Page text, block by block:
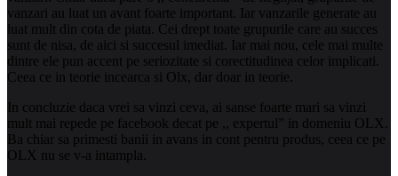
vanzari au luat un avant foarte important. Iar vanzarile generate au
luat mult din cota de piata. Cei drept toate grupurile care au succes
sunt de nisa, de aici si succesul imediat. Iar mai nou, cele mai multe
dintre ele pun accent pe seriozitate si corectitudinea celor implicati.
Ceea ce in teorie incearca si Olx, dar doar in teorie.
In concluzie daca vrei sa vinzi ceva, ai sanse foarte mari sa vinzi
mult mai repede pe facebook decat pe ,, expertul” in domeniu OLX.
Ba chiar sa primesti banii in avans in cont pentru produs, ceea ce pe
OLX nu se v-a intampla.